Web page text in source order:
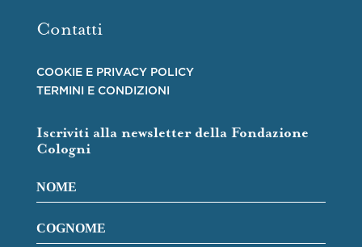
Contatti
COOKIE E PRIVACY POLICY
TERMINI E CONDIZIONI
Iscriviti alla newsletter della Fondazione
Cologni